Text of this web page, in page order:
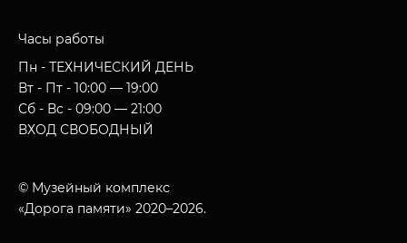
Часы работы
Пн - ТЕХНИЧЕСКИЙ ДЕНЬ
Вт - Пт - 10:00 — 19:00
Сб - Вс - 09:00 — 21:00
ВХОД СВОБОДНЫЙ
© Музейный комплекс
«Дорога памяти» 2020–2026.